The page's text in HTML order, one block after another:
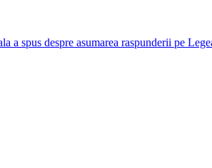
a spus despre asumarea raspunderii pe